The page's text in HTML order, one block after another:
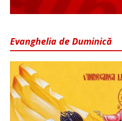
Evanghelia de Duminică